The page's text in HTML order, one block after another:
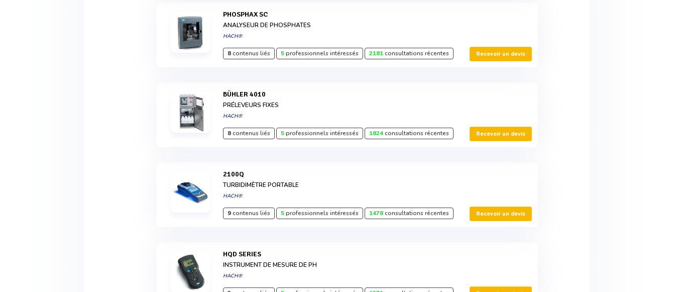
PHOSPHAX SC
ANALYSEUR DE PHOSPHATES
HACH®
8contenus liés 5professionnels intéressés 2181consultations récentes Recevoir un devis
BÜHLER 4010
PRÉLEVEURS FIXES
HACH®
8contenus liés 5professionnels intéressés 1824consultations récentes Recevoir un devis
2100Q
TURBIDIMÈTRE PORTABLE
HACH®
9contenus liés 5professionnels intéressés 1478consultations récentes Recevoir un devis
HQD SERIES
INSTRUMENT DE MESURE DE PH
HACH®